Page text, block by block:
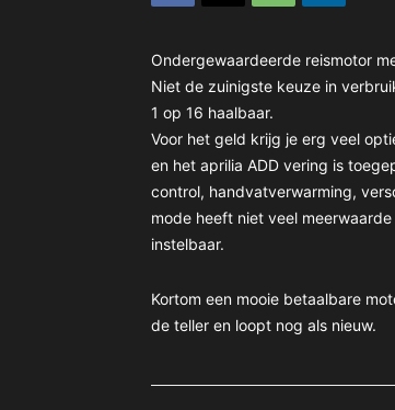
Ondergewaardeerde reismotor
Niet de zuinigste keuze in
1 op 16 haalbaar.
Voor het geld krijg je erg veel
en het aprilia ADD vering is
control, handvatverwarming,
mode heeft niet veel
instelbaar.
Kortom een mooie betaalbare
de teller en loopt nog als nieuw.